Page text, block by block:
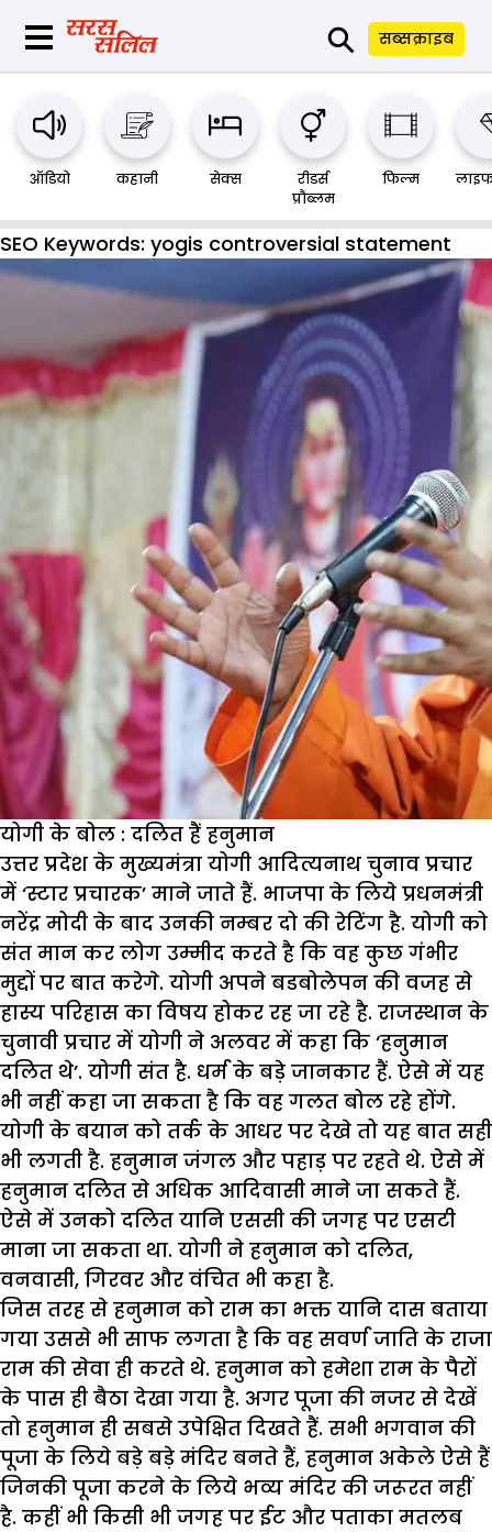
⚲ सब्सक्राइब
ऑडियो कहानी सेक्स
रीडर्स
प्रौब्लम
फिल्म
SEO Keywords: yogis controversial statement
योगी के बोल : दलित हैं हनुमान
उत्तर प्रदेश के मुख्यमंत्रा योगी आदित्यनाथ चुनाव प्रचार
में ‘स्टार प्रचारक’ माने जाते हैं. भाजपा के लिये प्रधनमंत्री
नरेंद्र मोदी के बाद उनकी नम्बर दो की रेटिंग है. योगी को
संत मान कर लोग उम्मीद करते है कि वह कुछ गंभीर
मुद्दों पर बात करेगे. योगी अपने बडबोलेपन की वजह से
हास्य परिहास का विषय होकर रह जा रहे है. राजस्थान के
चुनावी प्रचार में योगी ने अलवर में कहा कि ‘हनुमान
दलित थे’. योगी संत है. धर्म के बड़े जानकार हैं. ऐसे में यह
भी नहीं कहा जा सकता है कि वह गलत बोल रहे होंगे.
योगी के बयान को तर्क के आधर पर देखे तो यह बात सही
भी लगती है. हनुमान जंगल और पहाड़ पर रहते थे. ऐसे में
हनुमान दलित से अधिक आदिवासी माने जा सकते हैं.
ऐसे में उनको दलित यानि एससी की जगह पर एसटी
माना जा सकता था. योगी ने हनुमान को दलित,
वनवासी, गिरवर और वंचित भी कहा है.
जिस तरह से हनुमान को राम का भक्त यानि दास बताया
गया उससे भी साफ लगता है कि वह सवर्ण जाति के राजा
राम की सेवा ही करते थे. हनुमान को हमेशा राम के पैरों
के पास ही बैठा देखा गया है. अगर पूजा की नजर से देखें
तो हनुमान ही सबसे उपेक्षित दिखते हैं. सभी भगवान की
पूजा के लिये बड़े बड़े मंदिर बनते हैं, हनुमान अकेले ऐसे हैं
जिनकी पूजा करने के लिये भव्य मंदिर की जरूरत नहीं
है. कहीं भी किसी भी जगह पर ईट और पताका मतलब